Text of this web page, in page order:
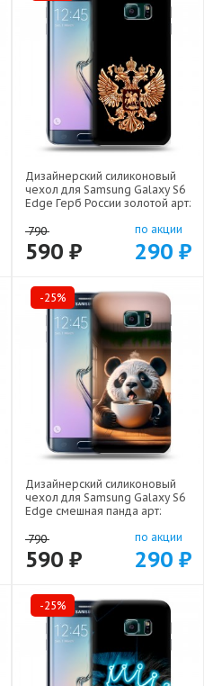
Дизайнерский силиконовый
чехол для Samsung Galaxy S6
Edge Герб России золотой арт:
790
590 ₽
по акции
290 ₽
-25%
Дизайнерский силиконовый
чехол для Samsung Galaxy S6
Edge смешная панда арт:
790
590 ₽
по акции
290 ₽
-25%